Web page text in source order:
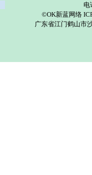
电
©OK新蓝网络
广东省江门鹤山市